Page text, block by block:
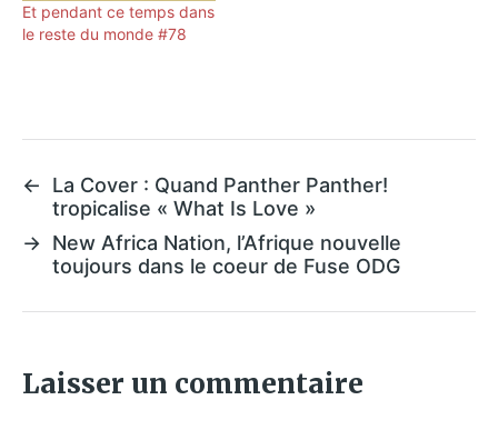
Et pendant ce temps dans
le reste du monde #78
←
La Cover : Quand Panther Panther!
tropicalise « What Is Love »
→ New Africa Nation, l’Afrique nouvelle
toujours dans le coeur de Fuse ODG
Laisser un commentaire